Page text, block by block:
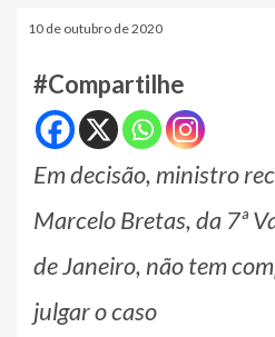
10 de outubro de 2020
#Compartilhe
Em decisão, ministro
Marcelo Bretas, da 7ª
de Janeiro, não tem
julgar o caso